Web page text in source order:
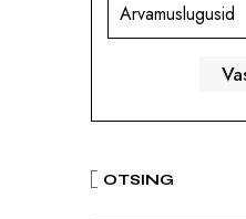
Arvamuslugusid
OTSING